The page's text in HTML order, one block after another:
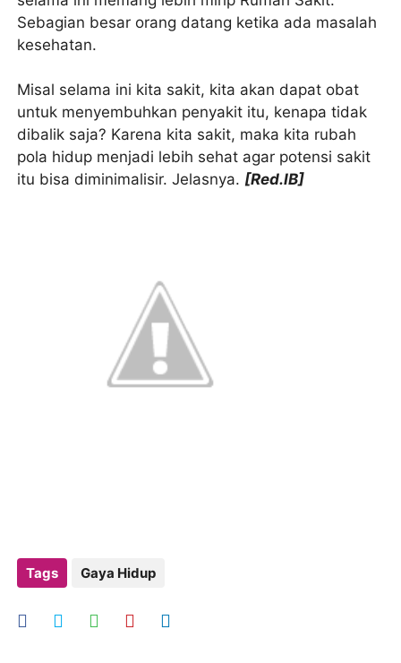
Sebagian besar orang datang ketika ada masalah
kesehatan.
Misal selama ini kita sakit, kita akan dapat obat
untuk menyembuhkan penyakit itu, kenapa tidak
dibalik saja? Karena kita sakit, maka kita rubah
pola hidup menjadi lebih sehat agar potensi sakit
itu bisa diminimalisir. Jelasnya. [Red.IB]
Tags Gaya Hidup